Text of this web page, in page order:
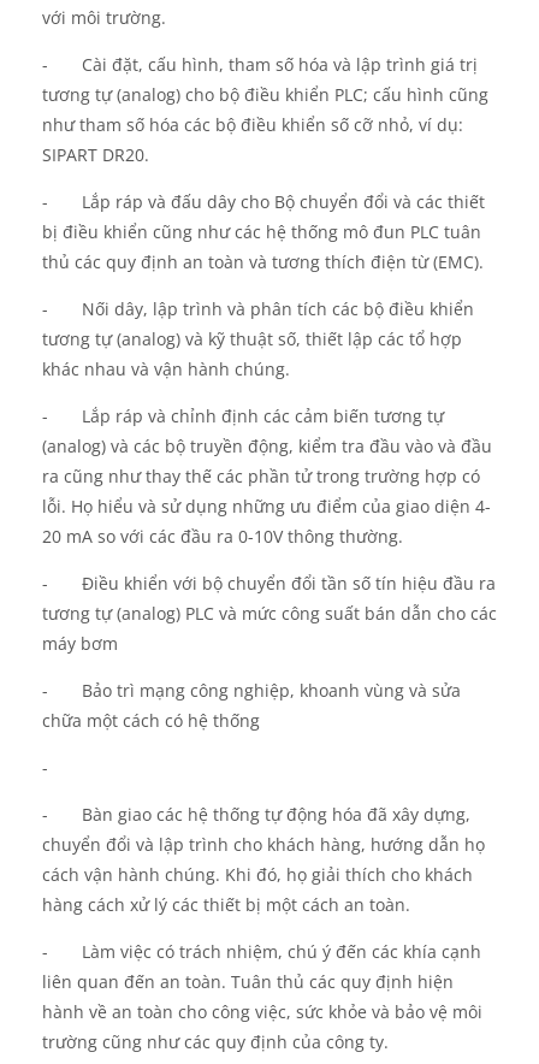
với môi trường.
- Cài đặt, cấu hình, tham số hóa và lập trình giá trị
tương tự (analog) cho bộ điều khiển PLC; cấu hình cũng
như tham số hóa các bộ điều khiển số cỡ nhỏ, ví dụ:
SIPART DR20.
- Lắp ráp và đấu dây cho Bộ chuyển đổi và các thiết
bị điều khiển cũng như các hệ thống mô đun PLC tuân
thủ các quy định an toàn và tương thích điện từ (EMC).
- Nối dây, lập trình và phân tích các bộ điều khiển
tương tự (analog) và kỹ thuật số, thiết lập các tổ hợp
khác nhau và vận hành chúng.
- Lắp ráp và chỉnh định các cảm biến tương tự
(analog) và các bộ truyền động, kiểm tra đầu vào và đầu
ra cũng như thay thế các phần tử trong trường hợp có
lỗi. Họ hiểu và sử dụng những ưu điểm của giao diện 4-
20 mA so với các đầu ra 0-10V thông thường.
- Điều khiển với bộ chuyển đổi tần số tín hiệu đầu ra
tương tự (analog) PLC và mức công suất bán dẫn cho các
máy bơm
- Bảo trì mạng công nghiệp, khoanh vùng và sửa
chữa một cách có hệ thống
-
- Bàn giao các hệ thống tự động hóa đã xây dựng,
chuyển đổi và lập trình cho khách hàng, hướng dẫn họ
cách vận hành chúng. Khi đó, họ giải thích cho khách
hàng cách xử lý các thiết bị một cách an toàn.
- Làm việc có trách nhiệm, chú ý đến các khía cạnh
liên quan đến an toàn. Tuân thủ các quy định hiện
hành về an toàn cho công việc, sức khỏe và bảo vệ môi
trường cũng như các quy định của công ty.